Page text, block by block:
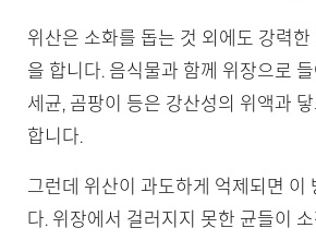
위산은 소화를 돕는 것 외에도 강력
을 합니다. 음식물과 함께 위장으로
세균, 곰팡이 등은 강산성의 위액과
합니다.
그런데 위산이 과도하게 억제되면 이
다. 위장에서 걸러지지 못한 균들이 소